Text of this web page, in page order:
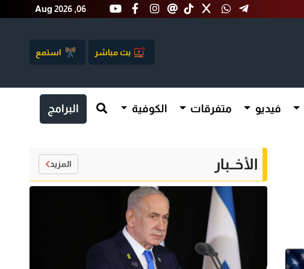
Aug 2026 ,06
بث مباشر استمع
فيديو متفرقات الكوفية البرامج
الأخــبار المزيد